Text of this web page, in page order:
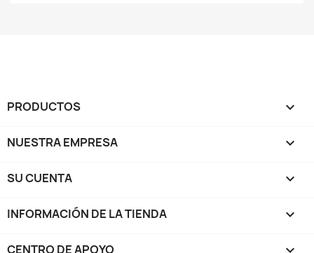
PRODUCTOS 
NUESTRA EMPRESA 
SU CUENTA 
INFORMACIÓN DE LA TIENDA keyboard_arrow_down
CENTRO DE APOYO